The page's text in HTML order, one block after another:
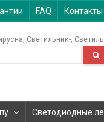
FAQ Контакты
Светильник-
Светодиодные